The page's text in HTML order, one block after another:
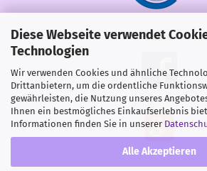
Diese Webseite verwendet
Technologien
Wir verwenden Cookies und ähnliche
Drittanbietern, um die ordentliche
gewährleisten, die Nutzung unseres
Ihnen ein bestmögliches Einkaufserlebnis
Informationen finden Sie in unserer
Alle Akzeptieren
Share